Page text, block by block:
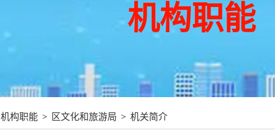
机构职能
机构职能 > 区文化和旅游局 > 机关简介